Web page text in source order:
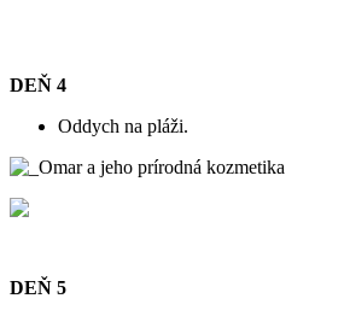
DEŇ 4
Oddych na pláži.
DEŇ 5